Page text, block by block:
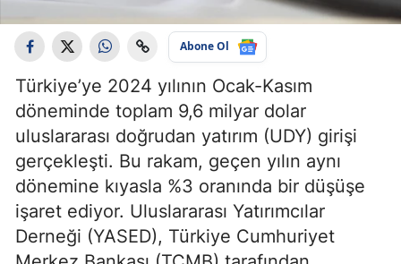
Abone Ol
Türkiye’ye 2024 yılının Ocak-Kasım
döneminde toplam 9,6 milyar dolar
uluslararası doğrudan yatırım (UDY) girişi
gerçekleşti. Bu rakam, geçen yılın aynı
dönemine kıyasla %3 oranında bir düşüşe
işaret ediyor. Uluslararası Yatırımcılar
Derneği (YASED), Türkiye Cumhuriyet